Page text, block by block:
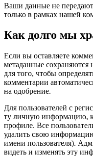
Ваши данные не
только в рамках нашей
Как долго мы
Если вы оставляете
метаданные сохраняются
для того, чтобы
комментарии
на одобрение.
Для пользователей с
ту личную информацию,
профиле. Все
удалить свою
имени пользователя).
видеть и изменять эту